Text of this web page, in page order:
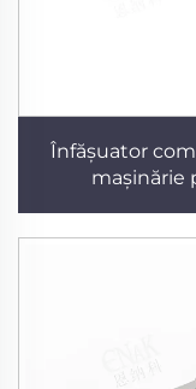
Înfășuator
mașinărie